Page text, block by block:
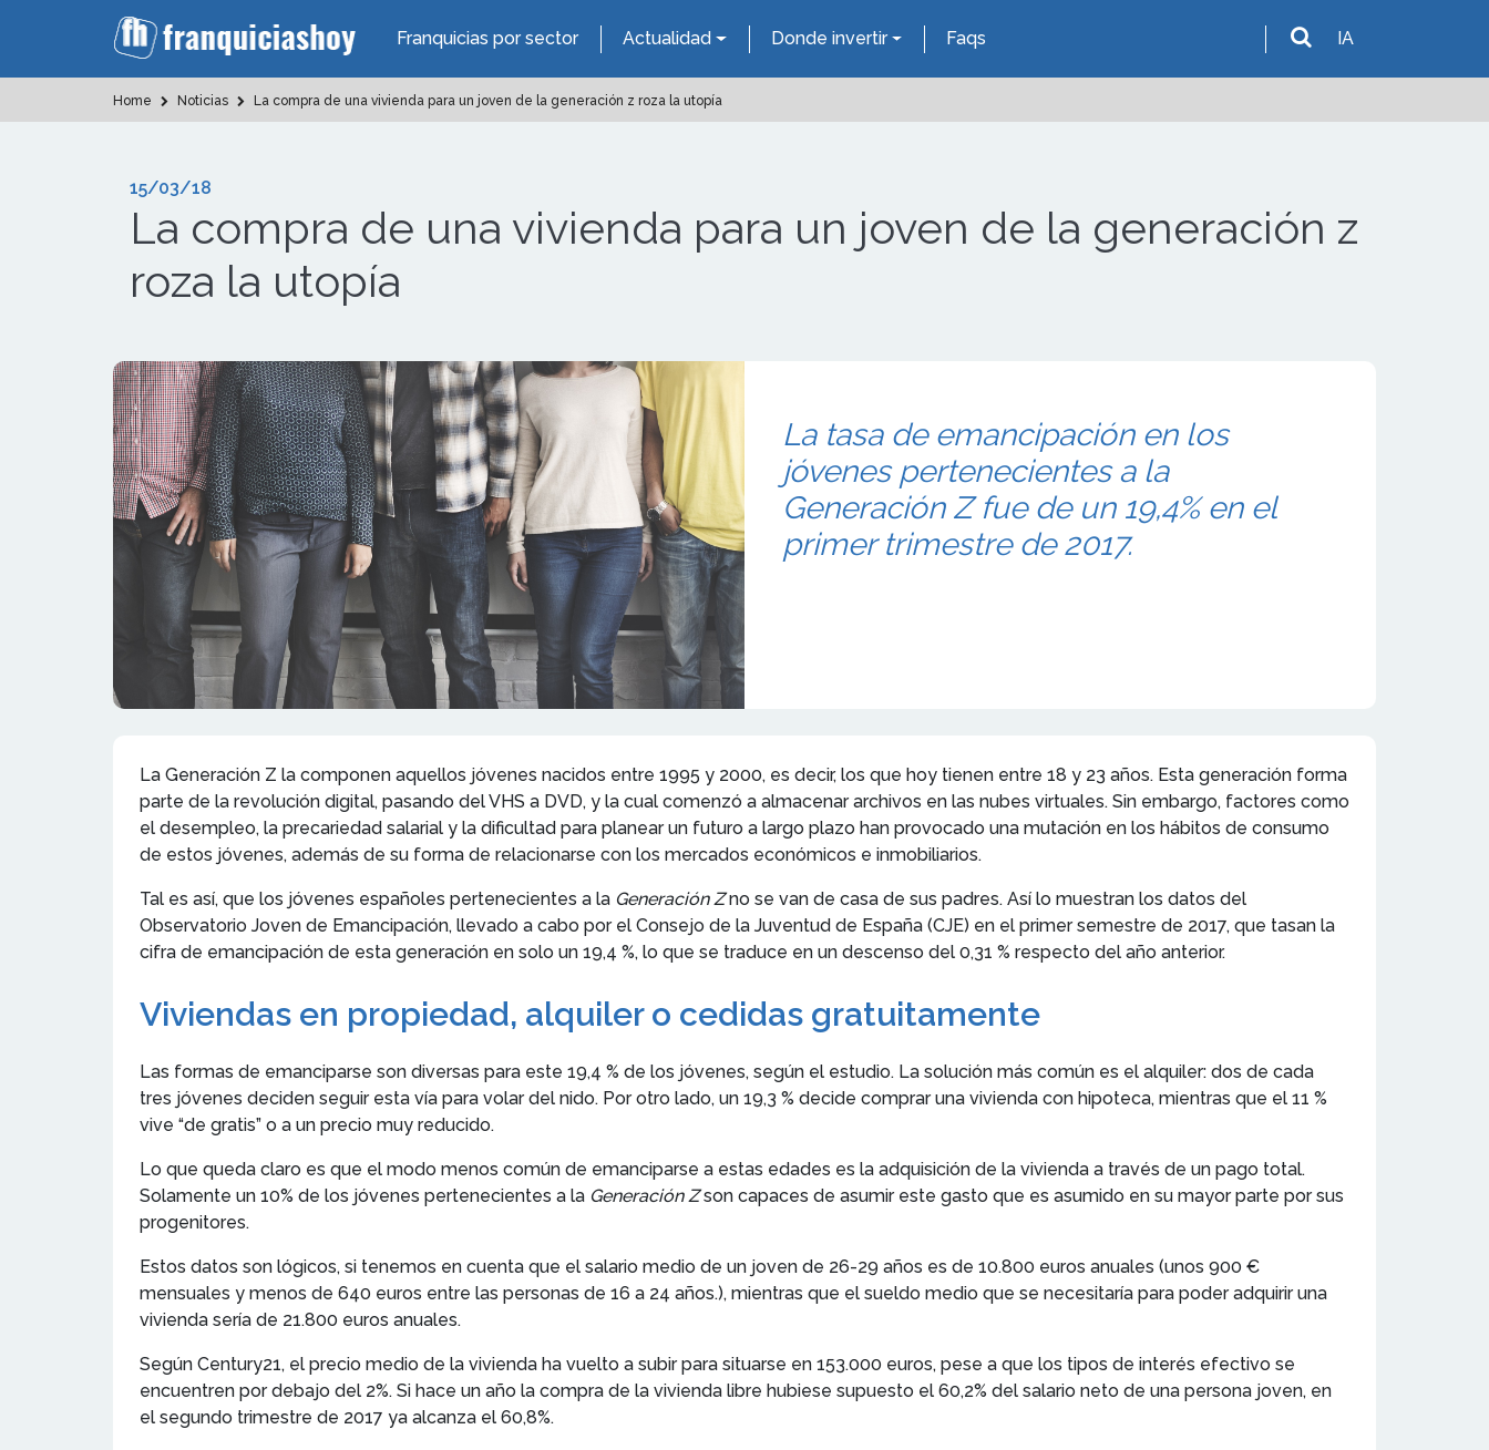
Franquicias por sector Actualidad Donde invertir Faqs IA
Home Noticias La compra de una vivienda para un joven de la generación z roza la utopía
15/03/18
La compra de una vivienda para un joven de la generación z
roza la utopía
La tasa de emancipación en los
jóvenes pertenecientes a la
Generación Z fue de un 19,4% en el
primer trimestre de 2017.
La Generación Z la componen aquellos jóvenes nacidos entre 1995 y 2000, es decir, los que hoy tienen entre 18 y 23 años. Esta generación forma
parte de la revolución digital, pasando del VHS a DVD, y la cual comenzó a almacenar archivos en las nubes virtuales. Sin embargo, factores como
el desempleo, la precariedad salarial y la dificultad para planear un futuro a largo plazo han provocado una mutación en los hábitos de consumo
de estos jóvenes, además de su forma de relacionarse con los mercados económicos e inmobiliarios.
Tal es así, que los jóvenes españoles pertenecientes a la Generación Zno se van de casa de sus padres. Así lo muestran los datos del
Observatorio Joven de Emancipación, llevado a cabo por el Consejo de la Juventud de España (CJE) en el primer semestre de 2017, que tasan la
cifra de emancipación de esta generación en solo un 19,4 %, lo que se traduce en un descenso del 0,31 % respecto del año anterior.
Viviendas en propiedad, alquiler o cedidas gratuitamente
Las formas de emanciparse son diversas para este 19,4 % de los jóvenes, según el estudio. La solución más común es el alquiler: dos de cada
tres jóvenes deciden seguir esta vía para volar del nido. Por otro lado, un 19,3 % decide comprar una vivienda con hipoteca, mientras que el 11 %
vive “de gratis” o a un precio muy reducido.
Lo que queda claro es que el modo menos común de emanciparse a estas edades es la adquisición de la vivienda a través de un pago total.
Solamente un 10% de los jóvenes pertenecientes a la Generación Zson capaces de asumir este gasto que es asumido en su mayor parte por sus
progenitores.
Estos datos son lógicos, si tenemos en cuenta que el salario medio de un joven de 26-29 años es de 10.800 euros anuales (unos 900 €
mensuales y menos de 640 euros entre las personas de 16 a 24 años.), mientras que el sueldo medio que se necesitaría para poder adquirir una
vivienda sería de 21.800 euros anuales.
Según Century21, el precio medio de la vivienda ha vuelto a subir para situarse en 153.000 euros, pese a que los tipos de interés efectivo se
encuentren por debajo del 2%. Si hace un año la compra de la vivienda libre hubiese supuesto el 60,2% del salario neto de una persona joven, en
el segundo trimestre de 2017 ya alcanza el 60,8%.